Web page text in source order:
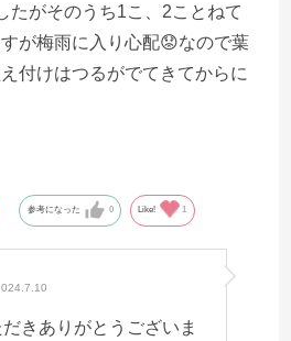
たがそのうち1こ、2ことねて
が梅雨に入り心配😟なので葉
付けはつるがでてきてからに
参考になった 0 Like! 1
きありがとうございま